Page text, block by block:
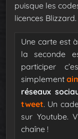
puisque les
licences Blizzard.
Une carte est
la seconde
participer
simplement
réseaux
tweet. Un
sur Youtube.
chaîne !